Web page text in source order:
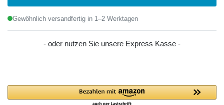
Gewöhnlich versandfertig in 1–2 Werktagen
- oder nutzen Sie unsere Express Kasse -